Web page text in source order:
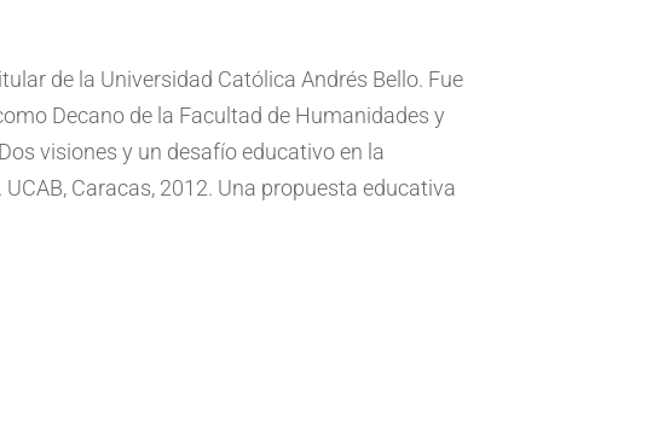
de la Universidad Católica Andrés Bello. Fue
Decano de la Facultad de Humanidades y
visiones y un desafío educativo en la
Caracas, 2012. Una propuesta educativa